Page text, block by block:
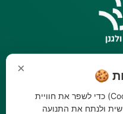
קטגוריות
גינון
× 🍪
האתר שלנו משתמש בעוגיות (Cookies) כדי לשפר את חוויית
ולנתח את התנועה